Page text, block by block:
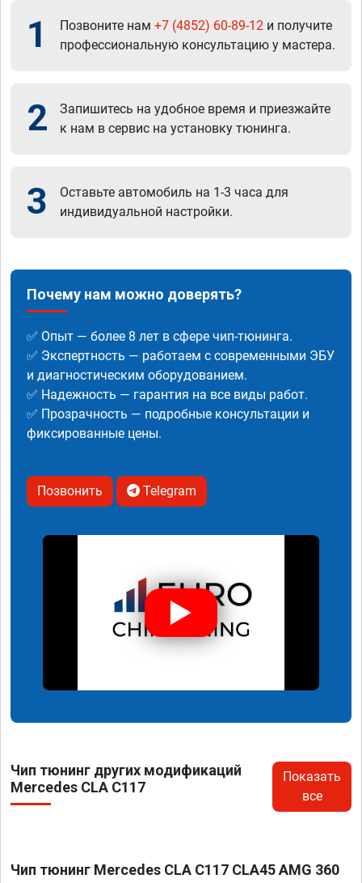
1 Позвоните нам +7 (4852) 60-89-12 и получите
профессиональную консультацию у мастера.
2
Запишитесь на удобное время и приезжайте
к нам в сервис на установку тюнинга.
3
Оставьте автомобиль на 1-3 часа для
индивидуальной настройки.
Почему нам можно доверять?
✅ Опыт — более 8 лет в сфере чип-тюнинга.
✅ Экспертность — работаем с современными ЭБУ
и диагностическим оборудованием.
✅ Надежность — гарантия на все виды работ.
✅ Прозрачность — подробные консультации и
фиксированные цены.
Позвонить Telegram
Чип тюнинг других модификаций
Mercedes CLA C117
Показать
все
Чип тюнинг Mercedes CLA C117 CLA45 AMG 360